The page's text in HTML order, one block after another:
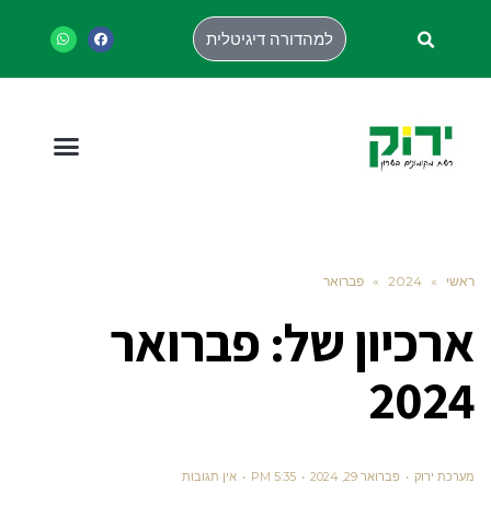
למהדורה דיגיטלית
ראשי »
2024
» פברואר
ארכיון של: פברואר
2024
מערכת ירוק פברואר 29, 2024 5:35 PM אין תגובות